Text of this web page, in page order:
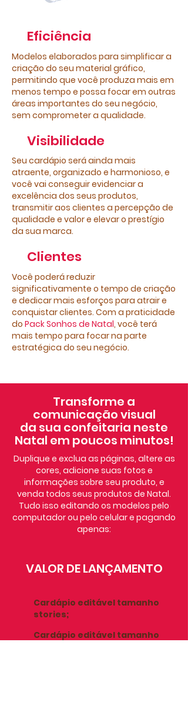
Eficiência​
Modelos elaborados para simplificar a
criação do seu material gráfico,
permitindo que você produza mais em
menos tempo e possa focar em outras
áreas importantes do seu negócio,
sem comprometer a qualidade.​
Visibilidade
Seu cardápio será ainda mais
atraente, organizado e harmonioso, e
você vai conseguir evidenciar a
excelência dos seus produtos,
transmitir aos clientes a percepção de
qualidade e valor e elevar o prestígio
da sua marca.​
Clientes​
Você poderá reduzir
significativamente o tempo de criação
e dedicar mais esforços para atrair e
conquistar clientes. Com a praticidade
do Pack Sonhos de Natal, você terá
mais tempo para focar na parte
estratégica do seu negócio.​
Transforme a
comunicação visual
da sua confeitaria neste
Natal em poucos minutos!
Duplique e exclua as páginas, altere as
cores, adicione suas fotos e
informações sobre seu produto, e
venda todos seus produtos de Natal.
Tudo isso editando os modelos pelo
computador ou pelo celular e pagando
apenas:
VALOR DE LANÇAMENTO
Cardápio editável tamanho
stories;
Cardápio editável tamanho